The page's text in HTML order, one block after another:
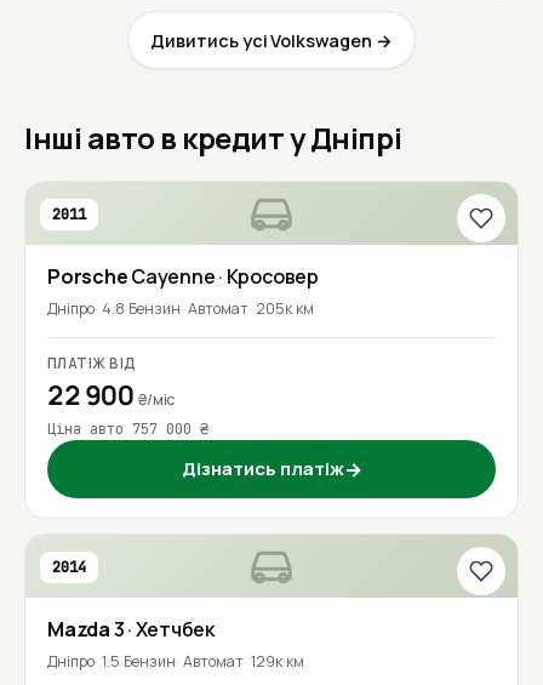
Дивитись усі Volkswagen →
Інші авто в кредит у Дніпрі
2011
PorscheCayenne· Кросовер
Дніпро 4.8 Бензин Автомат 205к км
ПЛАТІЖ ВІД
22 900 ₴/міс
Ціна авто 757 000 ₴
Дізнатись платіж→
2014
Mazda3· Хетчбек
Дніпро 1.5 Бензин Автомат 129к км